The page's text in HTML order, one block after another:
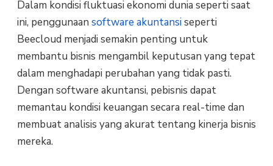
Dalam kondisi fluktuasi ekonomi dunia seperti saat
ini, penggunaan software akuntansiseperti
Beecloud menjadi semakin penting untuk
membantu bisnis mengambil keputusan yang tepat
dalam menghadapi perubahan yang tidak pasti.
Dengan software akuntansi, pebisnis dapat
memantau kondisi keuangan secara real-time dan
membuat analisis yang akurat tentang kinerja bisnis
mereka.